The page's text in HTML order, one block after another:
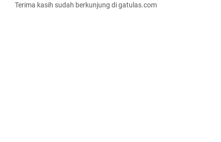
Terima kasih sudah berkunjung di gatulas.com